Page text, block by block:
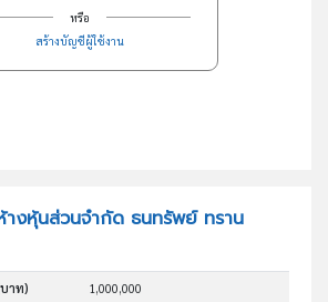
หรือ
สร้างบัญชีผู้ใช้งาน
งหุ้นส่วนจำกัด ธนทรัพย์ ทราน
าท) 1,000,000